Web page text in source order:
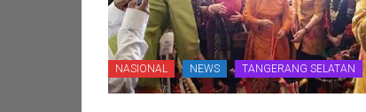
NASIONAL NEWS TANGERANG SELATAN